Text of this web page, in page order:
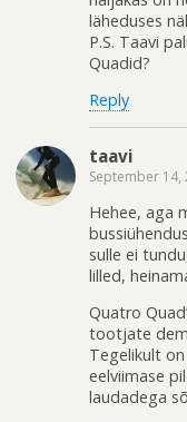
läheduses
P.S. Taavi
Quadid?
Reply
taavi
September 14,
Hehee, aga
sulle ei
lilled,
Quatro
tootjate
Tegelikult
eelviimase
laudadega